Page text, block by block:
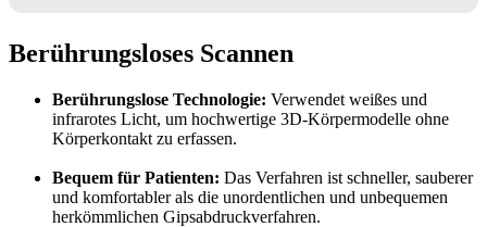
Berührungsloses Scannen
Berührungslose Technologie: Verwendet weißes und
infrarotes Licht, um hochwertige 3D-Körpermodelle ohne
Körperkontakt zu erfassen.
Bequem für Patienten: Das Verfahren ist schneller, sauberer
und komfortabler als die unordentlichen und unbequemen
herkömmlichen Gipsabdruckverfahren.